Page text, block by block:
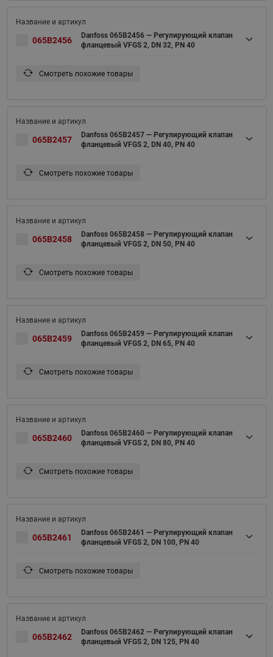
065B2456
Danfoss 065B2456 — Регулирующий клапан
фланцевый VFGS 2, DN 32, PN 40
Смотреть похожие товары
065B2457
Danfoss 065B2457 — Регулирующий клапан
фланцевый VFGS 2, DN 40, PN 40
Смотреть похожие товары
065B2458
Danfoss 065B2458 — Регулирующий клапан
фланцевый VFGS 2, DN 50, PN 40
Смотреть похожие товары
065B2459
Danfoss 065B2459 — Регулирующий клапан
фланцевый VFGS 2, DN 65, PN 40
Смотреть похожие товары
065B2460
Danfoss 065B2460 — Регулирующий клапан
фланцевый VFGS 2, DN 80, PN 40
Смотреть похожие товары
065B2461
Danfoss 065B2461 — Регулирующий клапан
фланцевый VFGS 2, DN 100, PN 40
Смотреть похожие товары
065B2462
Danfoss 065B2462 — Регулирующий клапан
фланцевый VFGS 2, DN 125, PN 40